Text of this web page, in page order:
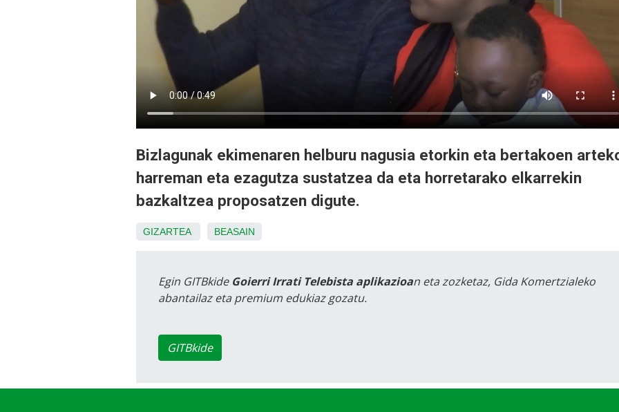
Bizlagunak ekimenaren helburu nagusia etorkin eta bertakoen
harreman eta ezagutza sustatzea da eta horretarako elkarrekin
bazkaltzea proposatzen digute.
GIZARTEA BEASAIN
Egin GITBkide Goierri Irrati Telebista aplikazioan eta zozketaz, Gida Komertzialeko
abantailaz eta premium edukiaz gozatu.
GITBkide